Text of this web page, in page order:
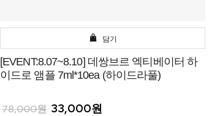
담기
[EVENT:8.07~8.10] 데쌍브르 엑티베이터 하
이드로 앰플 7ml*10ea (하이드라풀)
78,000원 33,000원